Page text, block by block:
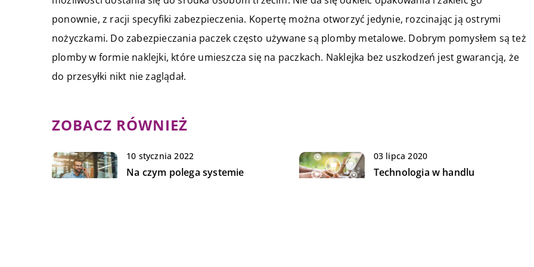
ponownie, z racji specyfiki zabezpieczenia. Kopertę można otworzyć jedynie, rozcinając ją ostrymi
nożyczkami. Do zabezpieczania paczek często używane są plomby metalowe. Dobrym pomysłem są też
plomby w formie naklejki, które umieszcza się na paczkach. Naklejka bez uszkodzeń jest gwarancją, że
do przesyłki nikt nie zaglądał.
ZOBACZ RÓWNIEŻ
10 stycznia 2022
Na czym polega systemie
03 lipca 2020
Technologia w handlu